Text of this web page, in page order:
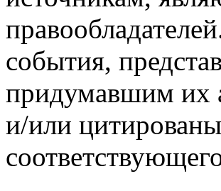
события,
придумавшим их
и/или